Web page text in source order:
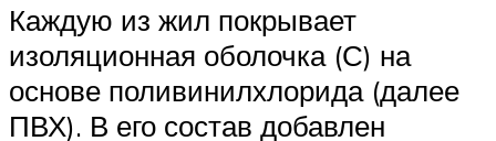
Каждую из жил покрывает
изоляционная оболочка (С) на
основе поливинилхлорида (далее
ПВХ). В его состав добавлен